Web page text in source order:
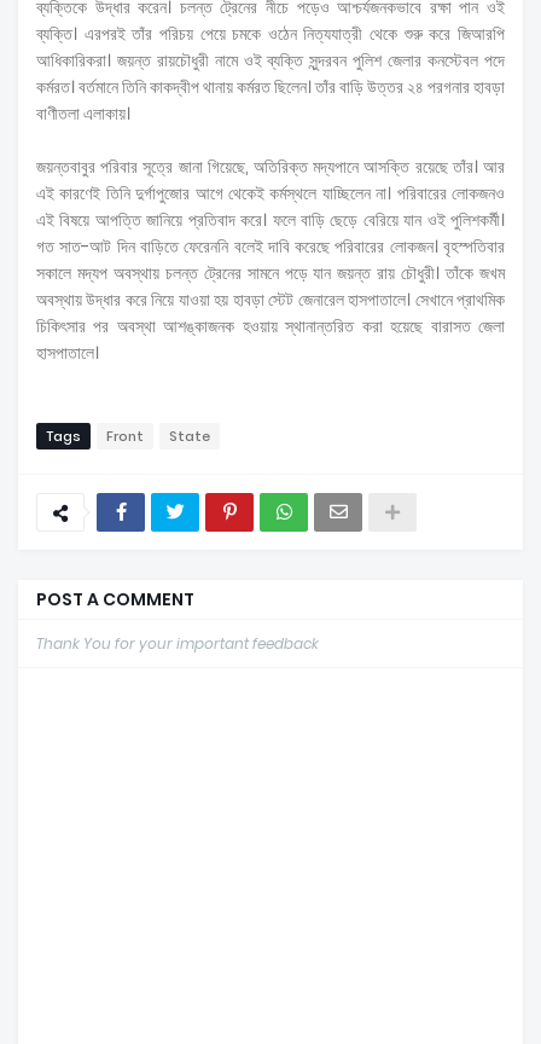
ব্যক্তিকে উদ্ধার করেন। চলন্ত ট্রেনের নীচে পড়েও আশ্চর্যজনকভাবে রক্ষা পান ওই
ব্যক্তি। এরপরই তাঁর পরিচয় পেয়ে চমকে ওঠেন নিত্যযাত্রী থেকে শুরু করে জিআরপি
আধিকারিকরা। জয়ন্ত রায়চৌধুরী নামে ওই ব্যক্তি সুন্দরবন পুলিশ জেলার কনস্টেবল পদে
কর্মরত। বর্তমানে তিনি কাকদ্বীপ থানায় কর্মরত ছিলেন। তাঁর বাড়ি উত্তর ২৪ পরগনার হাবড়া
বাণীতলা এলাকায়।
জয়ন্তবাবুর পরিবার সূত্রে জানা গিয়েছে, অতিরিক্ত মদ্যপানে আসক্তি রয়েছে তাঁর। আর
এই কারণেই তিনি দুর্গাপুজোর আগে থেকেই কর্মস্থলে যাচ্ছিলেন না। পরিবারের লোকজনও
এই বিষয়ে আপত্তি জানিয়ে প্রতিবাদ করে। ফলে বাড়ি ছেড়ে বেরিয়ে যান ওই পুলিশকর্মী।
গত সাত-আট দিন বাড়িতে ফেরেননি বলেই দাবি করেছে পরিবারের লোকজন। বৃহস্পতিবার
সকালে মদ্যপ অবস্থায় চলন্ত ট্রেনের সামনে পড়ে যান জয়ন্ত রায় চৌধুরী। তাঁকে জখম
অবস্থায় উদ্ধার করে নিয়ে যাওয়া হয় হাবড়া স্টেট জেনারেল হাসপাতালে। সেখানে প্রাথমিক
চিকিৎসার পর অবস্থা আশঙ্কাজনক হওয়ায় স্থানান্তরিত করা হয়েছে বারাসত জেলা
হাসপাতালে।
Tags Front State
POST A COMMENT
Thank You for your important feedback